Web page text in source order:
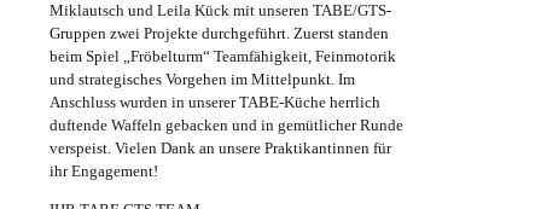
Miklautsch und Leila Kück mit unseren TABE/GTS-
Gruppen zwei Projekte durchgeführt. Zuerst standen
beim Spiel „Fröbelturm“ Teamfähigkeit, Feinmotorik
und strategisches Vorgehen im Mittelpunkt. Im
Anschluss wurden in unserer TABE-Küche herrlich
duftende Waffeln gebacken und in gemütlicher Runde
verspeist. Vielen Dank an unsere Praktikantinnen für
ihr Engagement!